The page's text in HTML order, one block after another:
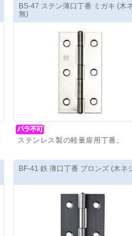
BS-47 ステン薄口丁番 ミガキ (木
無)
ステンレス製の軽量扉用丁番。
価格(税抜)：360 円～
BF-41 鉄 薄口丁番 ブロンズ (木ネ